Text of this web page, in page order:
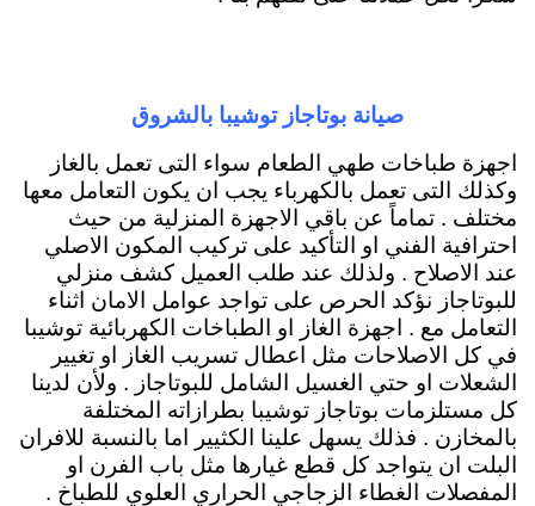
صيانة بوتاجاز توشيبا بالشروق
اجهزة طباخات طهي الطعام سواء التى تعمل بالغاز
وكذلك التى تعمل بالكهرباء يجب ان يكون التعامل معها
مختلف . تماماً عن باقي الاجهزة المنزلية من حيث
احترافية الفني او التأكيد على تركيب المكون الاصلي
عند الاصلاح . ولذلك عند طلب العميل كشف منزلي
للبوتاجاز نؤكد الحرص على تواجد عوامل الامان اثناء
التعامل مع . اجهزة الغاز او الطباخات الكهربائية توشيبا
في كل الاصلاحات مثل اعطال تسريب الغاز او تغيير
الشعلات او حتي الغسيل الشامل للبوتاجاز . ولأن لدينا
كل مستلزمات بوتاجاز توشيبا بطرازاته المختلفة
بالمخازن . فذلك يسهل علينا الكثيير اما بالنسبة للافران
البلت ان يتواجد كل قطع غيارها مثل باب الفرن او
المفصلات الغطاء الزجاجي الحراري العلوي للطباخ .